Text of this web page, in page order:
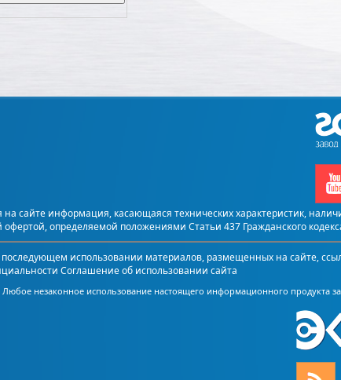
на сайте информация, касающаяся технических характеристик,
офертой, определяемой положениями Статьи 437 Гражданского
использовании материалов, размещенных на сайте,
Соглашение об использовании сайта
незаконное использование настоящего информационного продукта